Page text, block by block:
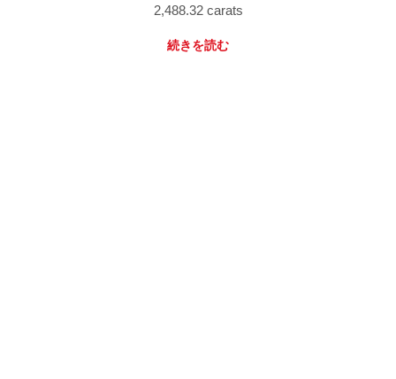
2,488.32 carats
続きを読む